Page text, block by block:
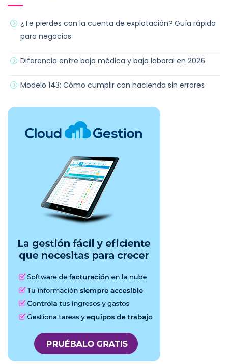
¿Te pierdes con la cuenta de explotación? Guía rápida
para negocios
Diferencia entre baja médica y baja laboral en 2026
Modelo 143: Cómo cumplir con hacienda sin errores